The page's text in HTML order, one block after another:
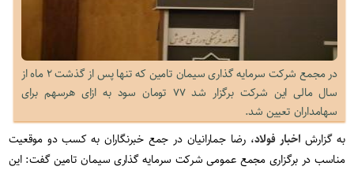
در مجمع شرکت سرمایه گذاری سیمان تامین که تنها پس از گذشت ۲ ماه از
سال مالی این شرکت برگزار شد ۷۷ تومان سود به ازای هرسهم برای
سهامداران تعیین شد.
به گزارش اخبار فولاد، رضا جمارانیان در جمع خبرنگاران به کسب دو موقعیت
مناسب در برگزاری مجمع عمومی شرکت سرمایه گذاری سیمان تامین گفت: این